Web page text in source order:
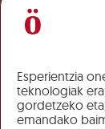
Esperientzia
teknologiak
gordetzeko
emandako